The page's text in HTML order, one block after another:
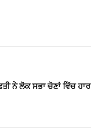
ਨੇ ਲੋਕ ਸਭਾ ਚੋਣਾਂ ਵਿੱਚ ਹਾਰ